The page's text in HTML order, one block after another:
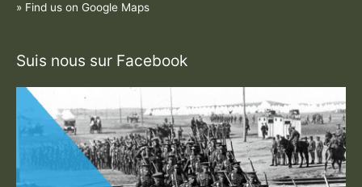
» Find us on Google Maps
Suis nous sur Facebook